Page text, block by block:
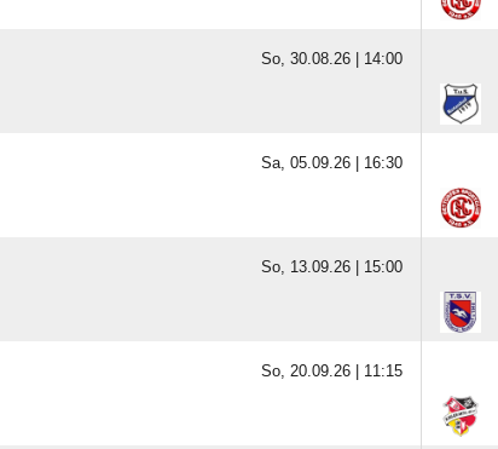
So, 30.08.26 | 14:00
Sa, 05.09.26 | 16:30
So, 13.09.26 | 15:00
So, 20.09.26 | 11:15